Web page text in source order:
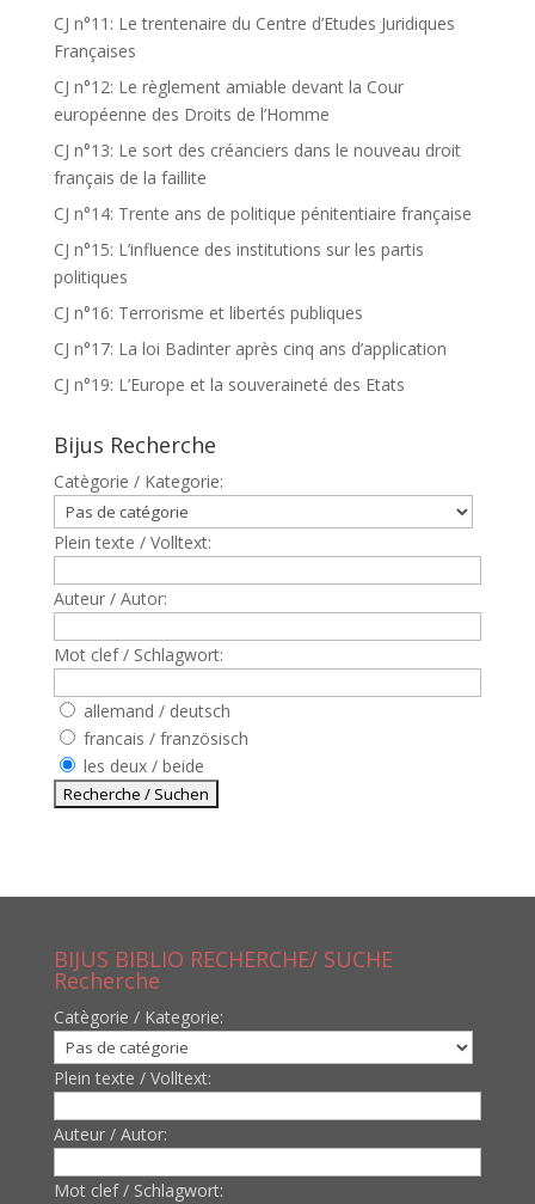
CJ n°11: Le trentenaire du Centre d’Etudes Juridiques
Françaises
CJ n°12: Le règlement amiable devant la Cour
européenne des Droits de l’Homme
CJ n°13: Le sort des créanciers dans le nouveau droit
français de la faillite
CJ n°14: Trente ans de politique pénitentiaire française
CJ n°15: L’influence des institutions sur les partis
politiques
CJ n°16: Terrorisme et libertés publiques
CJ n°17: La loi Badinter après cinq ans d’application
CJ n°19: L’Europe et la souveraineté des Etats
Bijus Recherche
Catègorie / Kategorie:
Plein texte / Volltext:
Auteur / Autor:
Mot clef / Schlagwort:
allemand / deutsch
francais / französisch
les deux / beide
BIJUS BIBLIO RECHERCHE/ SUCHE
Recherche
Catègorie / Kategorie:
Plein texte / Volltext:
Auteur / Autor:
Mot clef / Schlagwort: